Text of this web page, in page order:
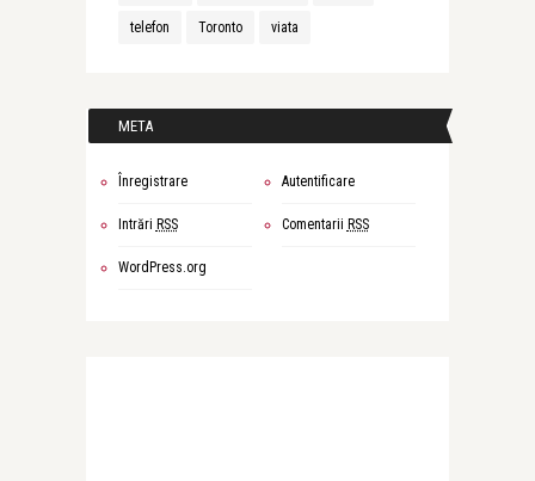
telefon Toronto viata
META
Înregistrare Autentificare
Intrări RSS Comentarii RSS
WordPress.org